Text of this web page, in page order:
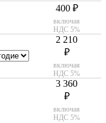
400 ₽
включая
НДС 5%
2 210
₽
включая
НДС 5%
3 360
₽
включая
НДС 5%